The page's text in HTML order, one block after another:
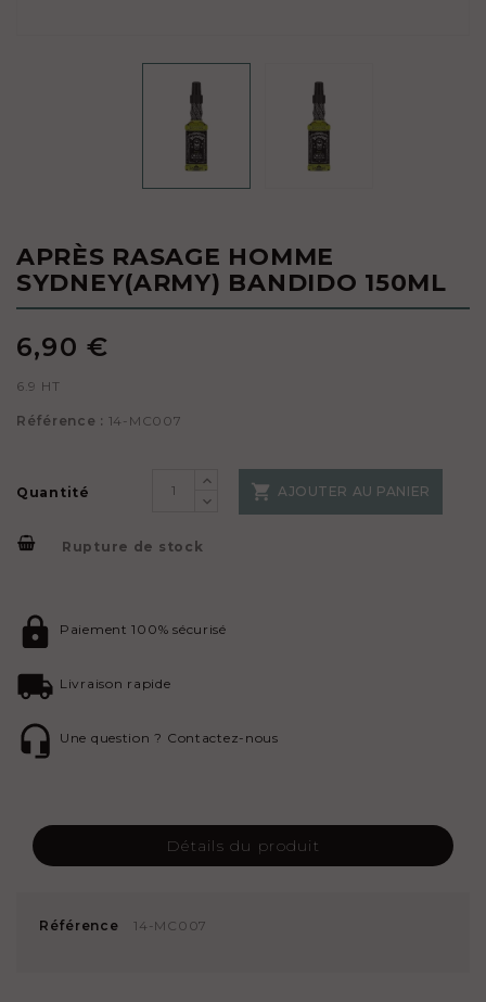
APRÈS RASAGE HOMME
SYDNEY(ARMY) BANDIDO 150ML
6,90 €
6.9 HT
Référence : 14-MC007
Quantité  AJOUTER AU PANIER
Rupture de stock
Paiement 100% sécurisé
Livraison rapide
Une question ? Contactez-nous
Détails du produit
Référence 14-MC007